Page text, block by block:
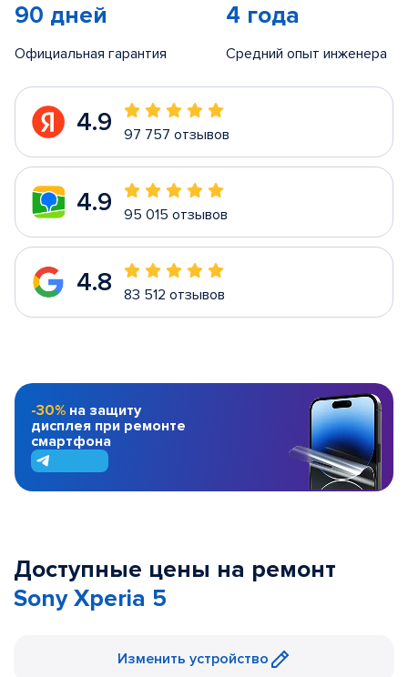
90 дней
Официальная гарантия
4 года
Средний опыт инженера
4.9 97 757 отзывов
4.9 95 015 отзывов
4.8 83 512 отзывов
-30% на защиту
дисплея при ремонте
смартфона
Доступные цены на ремонт
Sony Xperia 5
Изменить устройство